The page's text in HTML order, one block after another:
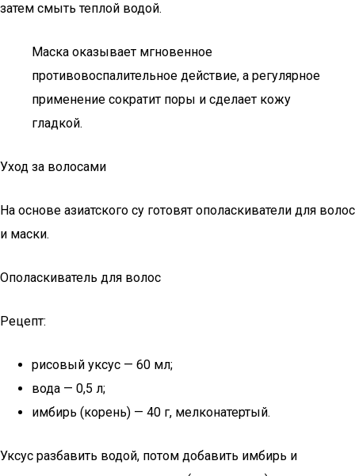
затем смыть теплой водой.
Маска оказывает мгновенное
противовоспалительное действие, а регулярное
применение сократит поры и сделает кожу
гладкой.
Уход за волосами
На основе азиатского су готовят ополаскиватели для волос
и маски.
Ополаскиватель для волос
Рецепт:
рисовый уксус — 60 мл;
вода — 0,5 л;
имбирь (корень) — 40 г, мелконатертый.
Уксус разбавить водой, потом добавить имбирь и